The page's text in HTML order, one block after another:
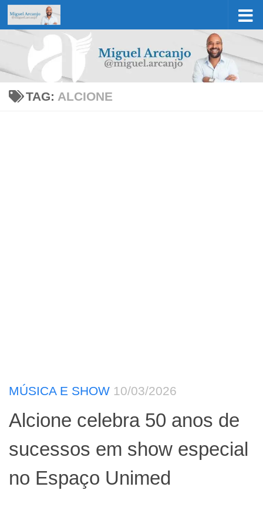
Skip to content
TAG: ALCIONE
MÚSICA E SHOW 10/03/2026
​Alcione celebra 50 anos de
sucessos em show especial
no Espaço Unimed